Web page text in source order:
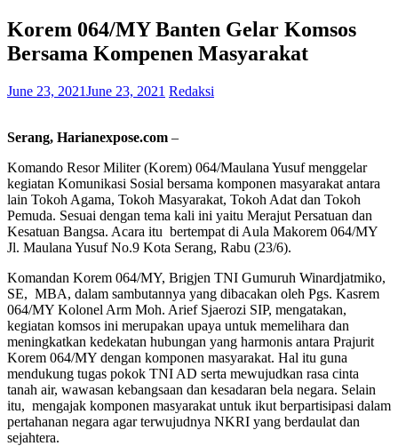
Korem 064/MY Banten Gelar Komsos
Bersama Kompenen Masyarakat
June 23, 2021June 23, 2021 Redaksi
Serang, Harianexpose.com –
Komando Resor Militer (Korem) 064/Maulana Yusuf menggelar
kegiatan Komunikasi Sosial bersama komponen masyarakat antara
lain Tokoh Agama, Tokoh Masyarakat, Tokoh Adat dan Tokoh
Pemuda. Sesuai dengan tema kali ini yaitu Merajut Persatuan dan
Kesatuan Bangsa. Acara itu bertempat di Aula Makorem 064/MY
Jl. Maulana Yusuf No.9 Kota Serang, Rabu (23/6).
Komandan Korem 064/MY, Brigjen TNI Gumuruh Winardjatmiko,
SE, MBA, dalam sambutannya yang dibacakan oleh Pgs. Kasrem
064/MY Kolonel Arm Moh. Arief Sjaerozi SIP, mengatakan,
kegiatan komsos ini merupakan upaya untuk memelihara dan
meningkatkan kedekatan hubungan yang harmonis antara Prajurit
Korem 064/MY dengan komponen masyarakat. Hal itu guna
mendukung tugas pokok TNI AD serta mewujudkan rasa cinta
tanah air, wawasan kebangsaan dan kesadaran bela negara. Selain
itu, mengajak komponen masyarakat untuk ikut berpartisipasi dalam
pertahanan negara agar terwujudnya NKRI yang berdaulat dan
sejahtera.